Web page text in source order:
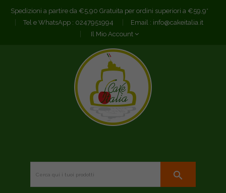
Spedizioni a partire da €5,90 Gratuita per ordini superiori a €59,9*
Tel e WhatsApp : 0247951994 Email : info@cakeitalia.it
Il Mio Account
search